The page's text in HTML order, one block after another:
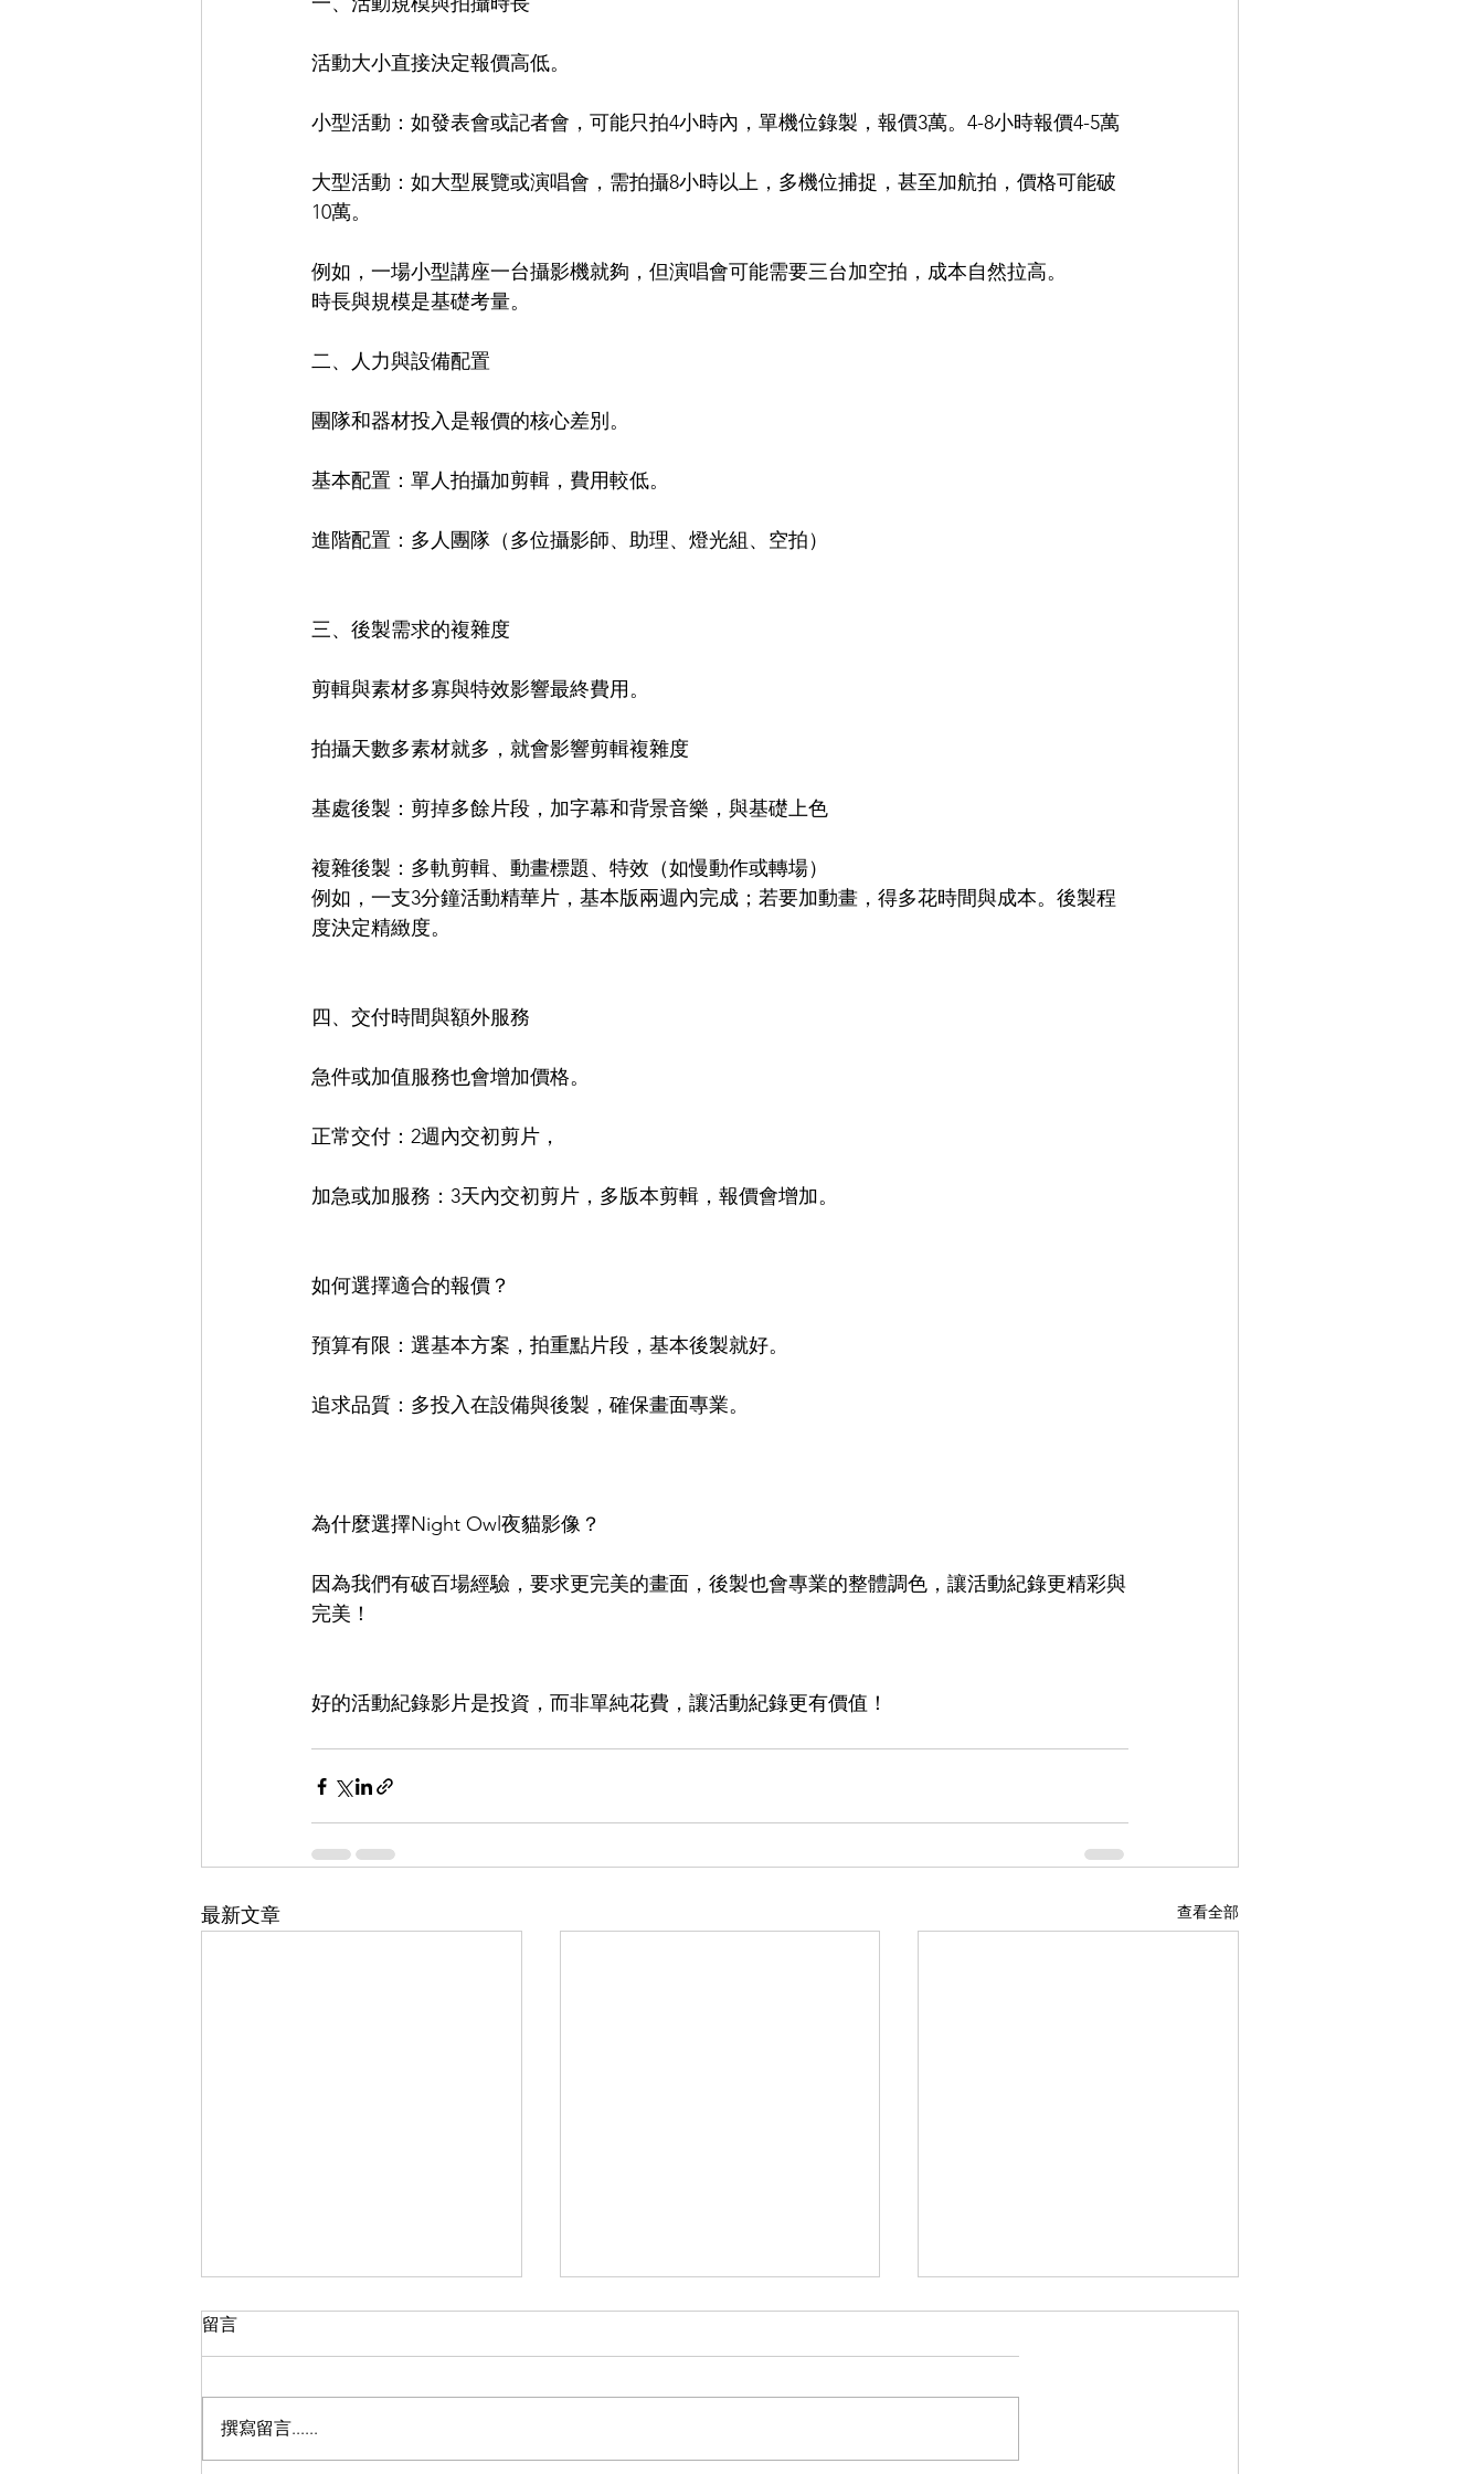
活動大小直接決定報價高低。
小型活動：如發表會或記者會，可能只拍4小時內，單機位錄製，報價3萬。4-8小時報價4-5萬
大型活動：如大型展覽或演唱會，需拍攝8小時以上，多機位捕捉，甚至加航拍，價格可能破
10萬。
例如，一場小型講座一台攝影機就夠，但演唱會可能需要三台加空拍，成本自然拉高。
時長與規模是基礎考量。
二、人力與設備配置
團隊和器材投入是報價的核心差別。
基本配置：單人拍攝加剪輯，費用較低。
進階配置：多人團隊（多位攝影師、助理、燈光組、空拍）
三、後製需求的複雜度
剪輯與素材多寡與特效影響最終費用。
拍攝天數多素材就多，就會影響剪輯複雜度
基處後製：剪掉多餘片段，加字幕和背景音樂，與基礎上色
複雜後製：多軌剪輯、動畫標題、特效（如慢動作或轉場）
例如，一支3分鐘活動精華片，基本版兩週內完成；若要加動畫，得多花時間與成本。後製程
度決定精緻度。
四、交付時間與額外服務
急件或加值服務也會增加價格。
正常交付：2週內交初剪片，
加急或加服務：3天內交初剪片，多版本剪輯，報價會增加。
如何選擇適合的報價？
預算有限：選基本方案，拍重點片段，基本後製就好。
追求品質：多投入在設備與後製，確保畫面專業。
為什麼選擇Night Owl夜貓影像？
因為我們有破百場經驗，要求更完美的畫面，後製也會專業的整體調色，讓活動紀錄更精彩與
完美！
好的活動紀錄影片是投資，而非單純花費，讓活動紀錄更有價值！
最新文章 查看全部
留言
撰寫留言......